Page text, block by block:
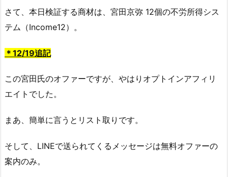
さて、本日検証する商材は、宮田京弥 12個の不労所得シス
テム（Income12）。
＊12/19追記
この宮田氏のオファーですが、やはりオプトインアフィリ
エイトでした。
まあ、簡単に言うとリスト取りです。
そして、LINEで送られてくるメッセージは無料オファーの
案内のみ。